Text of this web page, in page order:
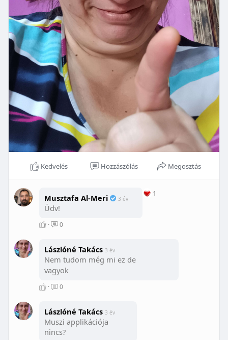
Kedvelés Hozzászólás Megosztás
Musztafa Al-Meri 3 év
Üdv!
1
· 0
Lászlóné Takács 3 év
Nem tudom még mi ez de
vagyok
· 0
Lászlóné Takács 3 év
Muszi applikációja
nincs?